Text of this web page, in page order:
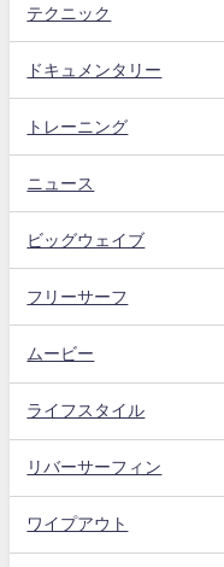
テクニック
ドキュメンタリー
トレーニング
ニュース
ビッグウェイブ
フリーサーフ
ムービー
ライフスタイル
リバーサーフィン
ワイプアウト